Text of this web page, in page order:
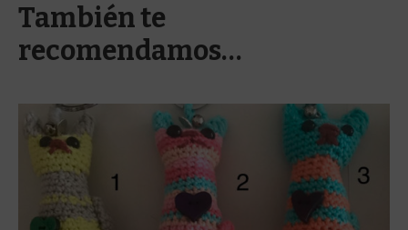
También te
recomendamos…